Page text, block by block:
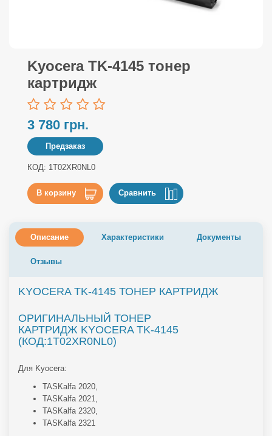
Kyocera TK-4145 тонер
картридж
3 780 грн.
Предзаказ
КОД: 1T02XR0NL0
В корзину Сравнить
Описание Характеристики Документы
Отзывы
KYOCERA TK-4145 ТОНЕР КАРТРИДЖ
ОРИГИНАЛЬНЫЙ ТОНЕР
КАРТРИДЖ KYOCERA TK-4145
(КОД:1T02XR0NL0)
Для Kyocera:
TASKalfa 2020,
TASKalfa 2021,
TASKalfa 2320,
TASKalfa 2321